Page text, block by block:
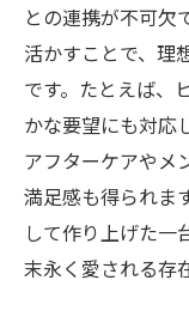
との連携が不可欠
活かすことで、理
です。たとえば、
かな要望にも対応
アフターケアやメ
満足感も得られま
して作り上げた一
末永く愛される存